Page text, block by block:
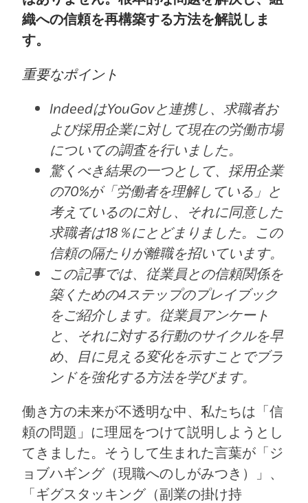
織への信頼を再構築する方法を解説しま
す。
重要なポイント
IndeedはYouGovと連携し、求職者お
よび採用企業に対して現在の労働市場
についての調査を行いました。
驚くべき結果の一つとして、採用企業
の70%が「労働者を理解している」と
考えているのに対し、それに同意した
求職者は18％にとどまりました。この
信頼の隔たりが離職を招いています。
この記事では、従業員との信頼関係を
築くための4ステップのプレイブック
をご紹介します。従業員アンケート
と、それに対する行動のサイクルを早
め、目に見える変化を示すことでブラ
ンドを強化する方法を学びます。
働き方の未来が不透明な中、私たちは「信
頼の問題」に理屈をつけて説明しようとし
てきました。そうして生まれた言葉が「ジ
ョブハギング（現職へのしがみつき）」、
「ギグスタッキング（副業の掛け持